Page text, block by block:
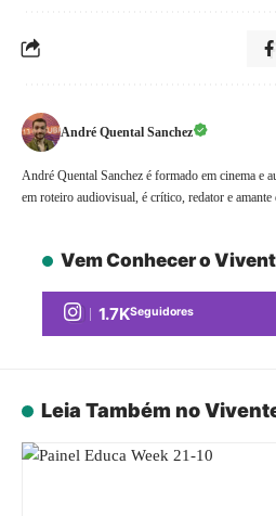
André Quental Sanchez
André Quental Sanchez é formado em cinema e
em roteiro audiovisual, é crítico, redator e
Vem Conhecer o
1.7KSeguidores
Leia Também no